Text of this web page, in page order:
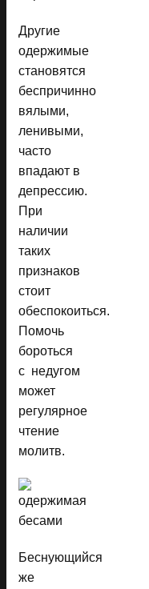
Другие
одержимые
становятся
беспричинно
вялыми,
ленивыми,
часто
впадают в
депрессию.
При
наличии
таких
признаков
стоит
обеспокоиться.
Помочь
бороться
с недугом
может
регулярное
чтение
молитв.
Беснующийся
же